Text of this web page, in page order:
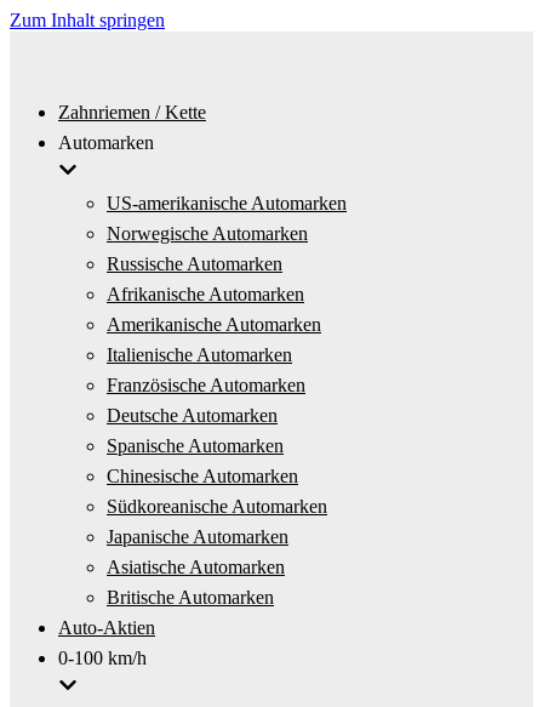
Zum Inhalt springen
Zahnriemen / Kette
Automarken
US-amerikanische Automarken
Norwegische Automarken
Russische Automarken
Afrikanische Automarken
Amerikanische Automarken
Italienische Automarken
Französische Automarken
Deutsche Automarken
Spanische Automarken
Chinesische Automarken
Südkoreanische Automarken
Japanische Automarken
Asiatische Automarken
Britische Automarken
Auto-Aktien
0-100 km/h